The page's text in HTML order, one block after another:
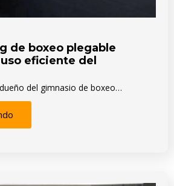
de boxeo plegable
eficiente del
del gimnasio de boxeo…